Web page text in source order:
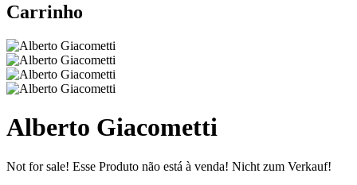
Carrinho
Alberto Giacometti
Not for sale! Esse Produto não está à venda! Nicht zum Verkauf!